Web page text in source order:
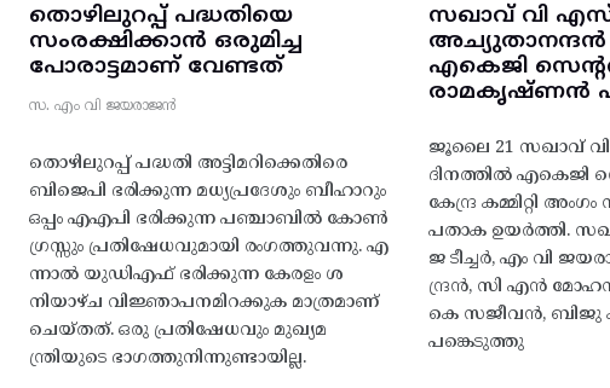
തൊഴിലുറപ്പ് പദ്ധതിയെ
സംരക്ഷിക്കാൻ ഒരുമിച്ച
പോരാട്ടമാണ് വേണ്ടത്
സ. എം വി ജയരാജൻ
തൊഴിലുറപ്പ് പദ്ധതി അട്ടിമറിക്കെതിരെ
ബിജെപി ഭരിക്കുന്ന മധ്യപ്രദേശും ബീഹാറും
ഒപ്പം എഎപി ഭരിക്കുന്ന പഞ്ചാബിൽ കോൺ
ഗ്രസ്സും പ്രതിഷേധവുമായി രംഗത്തുവന്നു. എ
ന്നാൽ യുഡിഎഫ് ഭരിക്കുന്ന കേരളം ശ
നിയാഴ്ച വിജ്ഞാപനമിറക്കുക മാത്രമാണ്
ചെയ്തത്. ഒരു പ്രതിഷേധവും മുഖ്യമ
ന്ത്രിയുടെ ഭാഗത്തുനിന്നുണ്ടായില്ല.
സഖാവ് വി
അച്യുതാനന്ദൻ
എകെജി
രാമകൃഷ്‌ണൻ
ജൂലൈ 21 സഖാവ്
ദിനത്തിൽ എകെജി
കേന്ദ്ര കമ്മിറ്റി
പതാക ഉയർത്തി.
ജ ടീച്ചർ, എം വി
ന്ദ്രൻ, സി എൻ
കെ സജീവൻ, ബിജു
പങ്കെടുത്തു